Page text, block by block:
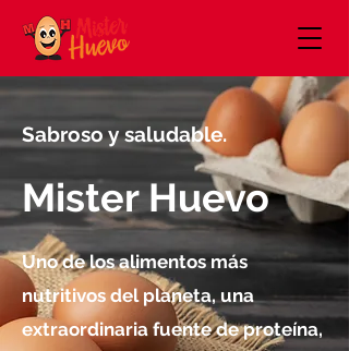
Sabroso y saludable.
Mister Huevo
Uno de los alimentos más
nutritivos del planeta, una
extraordinaria fuente de proteína,